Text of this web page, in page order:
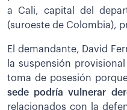
a Cali, capital del
(suroeste de Colombia),
El demandante, David
la suspensión
toma de posesión
sede podría vulnerar
relacionados con la